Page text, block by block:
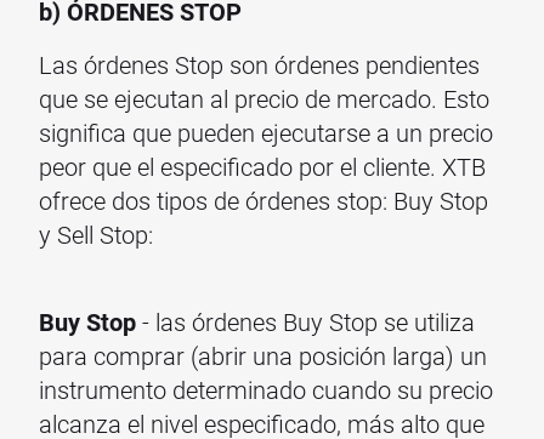
b) ÓRDENES STOP
Las órdenes Stop son órdenes pendientes
que se ejecutan al precio de mercado. Esto
significa que pueden ejecutarse a un precio
peor que el especificado por el cliente. XTB
ofrece dos tipos de órdenes stop: Buy Stop
y Sell Stop:
Buy Stop- las órdenes Buy Stop se utiliza
para comprar (abrir una posición larga) un
instrumento determinado cuando su precio
alcanza el nivel especificado, más alto que